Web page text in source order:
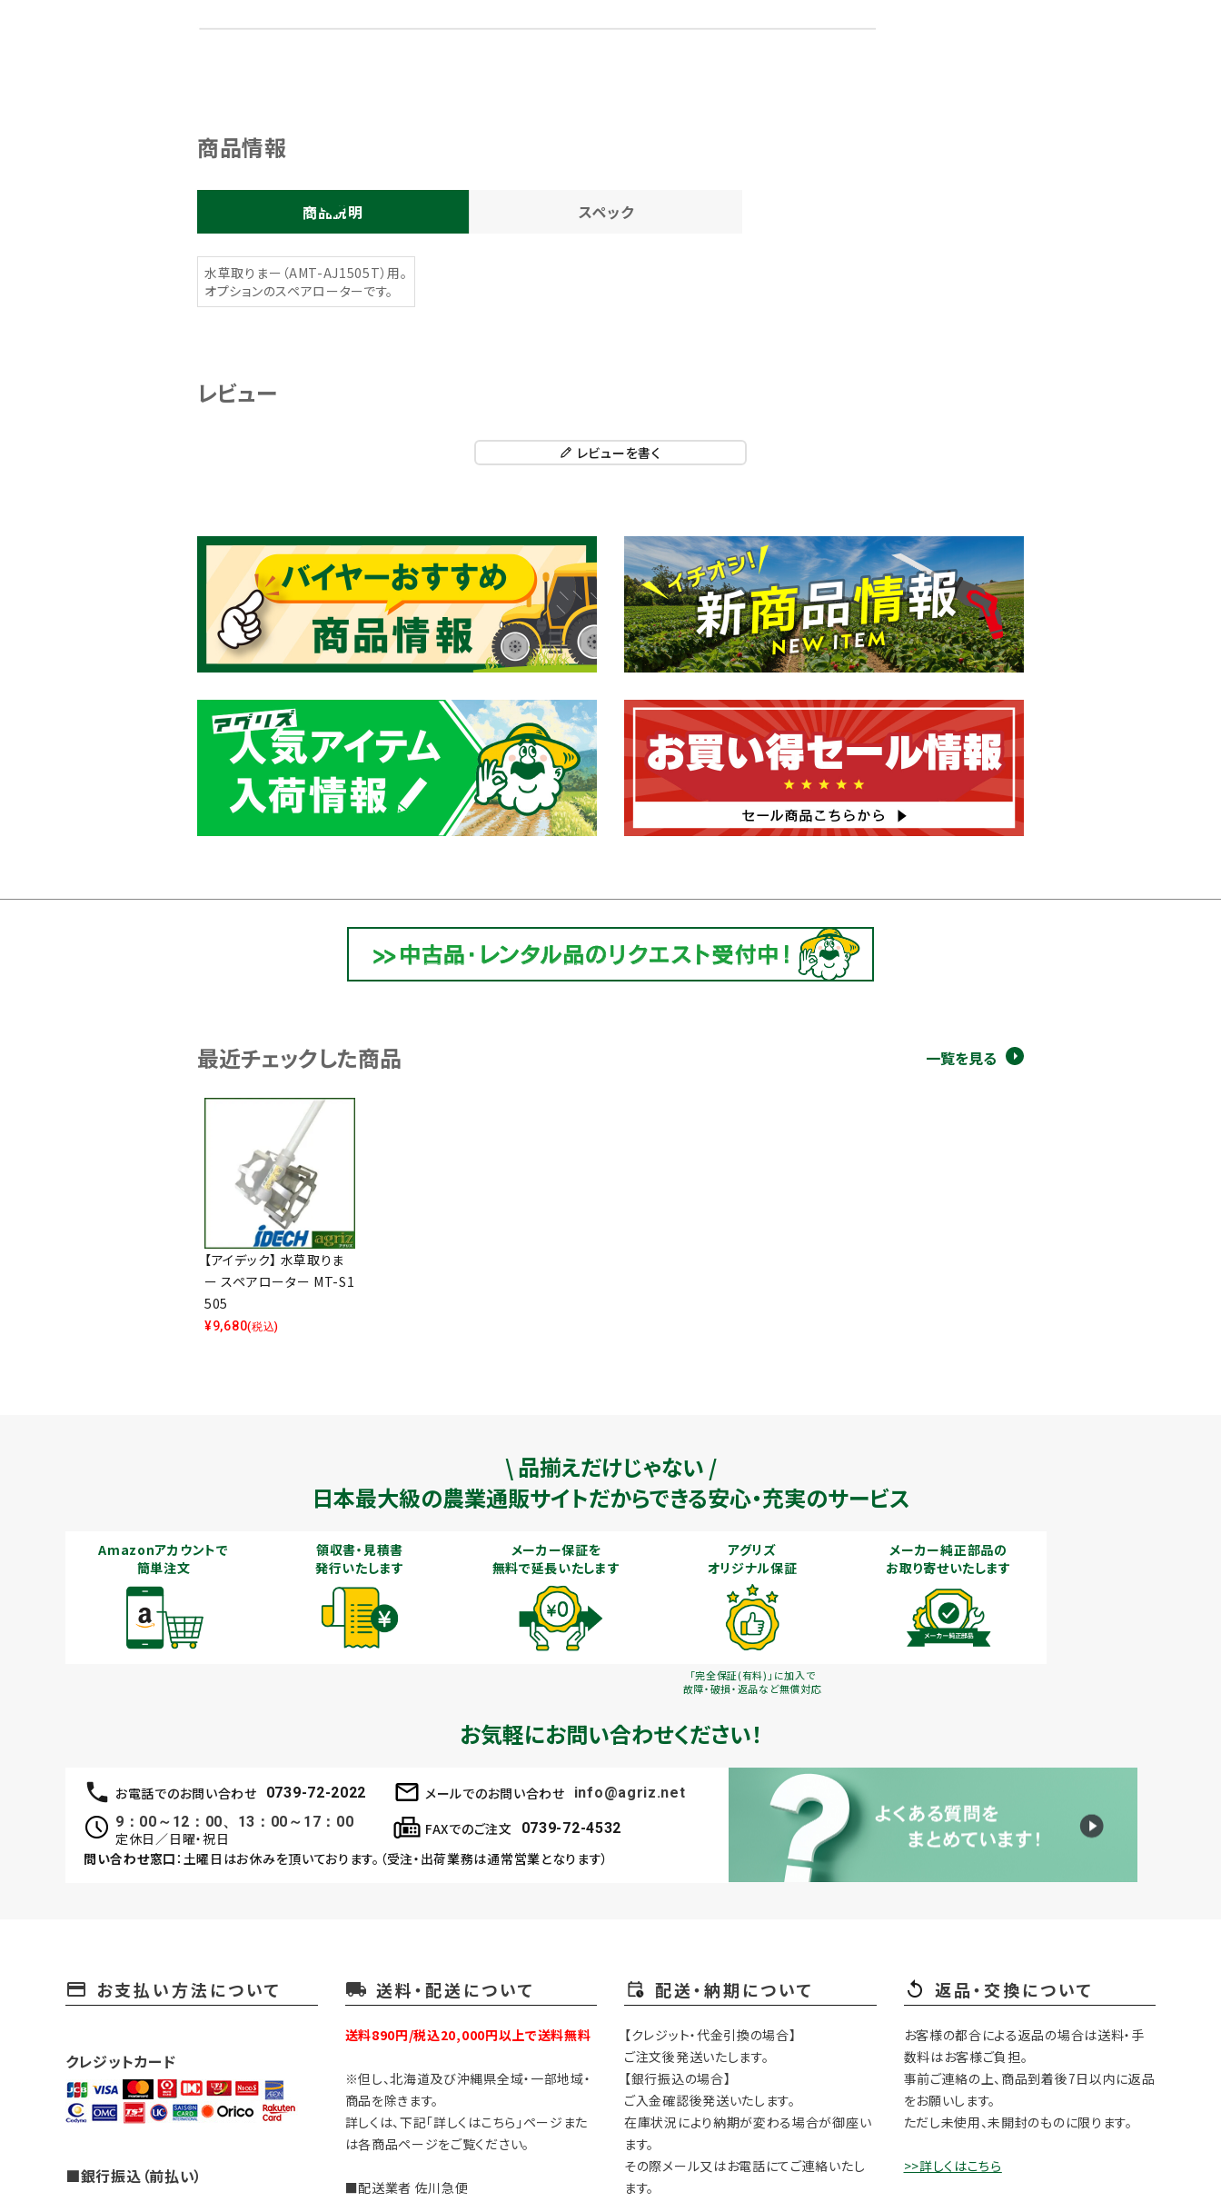
商品情報
商品説明 スペック
水草取りまー（AMT-AJ1505T）用。
オプションのスペアローターです。
レビュー
レビューを書く
最近チェックした商品 一覧を見る
【アイデック】 水草取りま
ー スペアローター MT-S1
505
¥9,680(税込)
\ 品揃えだけじゃない /
日本最大級の農業通販サイトだからできる安心・充実のサービス
Amazonアカウントで
簡単注文
領収書・見積書
発行いたします
メーカー保証を
無料で延長いたします
アグリズ
オリジナル保証
「完全保証(有料)」に加入で
故障・破損・返品など無償対応
メーカー純正部品の
お取り寄せいたします
お気軽にお問い合わせください！
お電話でのお問い合わせ 0739-72-2022 メールでのお問い合わせ
info@agriz.net
9：00～12：00、13：00～17：00
定休日／日曜・祝日
FAXでのご注文 0739-72-4532
問い合わせ窓口 ：土曜日はお休みを頂いております。（受注・出荷業務は通常営業となります）
payment お支払い方法について
クレジットカード
■銀行振込（前払い）
local_shipping 送料・配送について
送料890円/税込20,000円以上で送料無料
※但し、北海道及び沖縄県全域・一部地域・
商品を除きます。
詳しくは、下記「詳しくはこちら」ページまた
は各商品ページをご覧ください。
■配送業者 佐川急便
配送・納期について
【クレジット・代金引換の場合】
ご注文後発送いたします。
【銀行振込の場合】
ご入金確認後発送いたします。
在庫状況により納期が変わる場合が御座い
ます。
その際メール又はお電話にてご連絡いたし
ます。
返品・交換について
お客様の都合による返品の場合は送料・手
数料はお客様ご負担。
事前ご連絡の上、商品到着後7日以内に返品
をお願いします。
ただし未使用、未開封のものに限ります。
>>詳しくはこちら